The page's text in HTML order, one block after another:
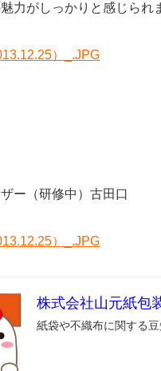
力がしっかりと感じられ
ー（研修中）古田口
株式会社山元紙包
紙袋や不織布に関する